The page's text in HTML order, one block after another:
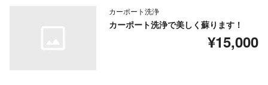
カーポート洗浄
カーポート洗浄で美しく蘇ります！
¥15,000